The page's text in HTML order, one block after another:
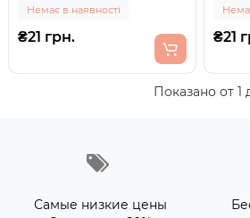
Немає в наявності
₴21 грн. ₴21
Показано от 1
Самые низкие цены